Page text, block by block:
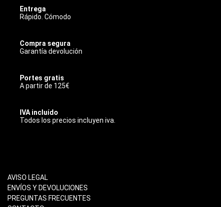
Entrega
Rápido. Cómodo
Compra segura
Garantía devolución
Portes gratis
A partir de 125€
IVA incluído
Todos los precios incluyen iva.
AVISO LEGAL
ENVÍOS Y DEVOLUCIONES
PREGUNTAS FRECUENTES